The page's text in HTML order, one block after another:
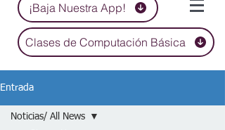
¡Baja Nuestra App!
Clases de Computación Básica
Entrada
Noticias/ All News